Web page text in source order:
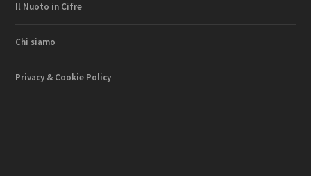
Il Nuoto in Cifre
Chi siamo
Privacy & Cookie Policy